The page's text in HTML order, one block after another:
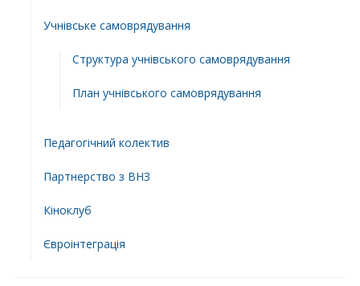
Учнівське самоврядування
Структура учнiвського самоврядування
План учнiвського самоврядування
Педагогічний колектив
Партнерство з ВНЗ
Кіноклуб
Євроінтеграція